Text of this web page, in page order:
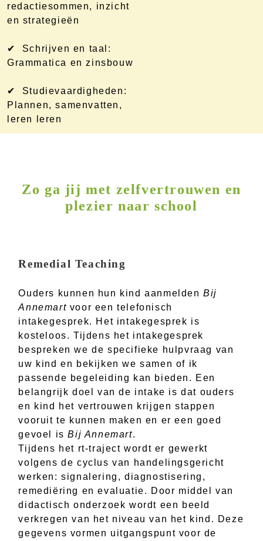
redactiesommen, inzicht
en strategieën
✔ Schrijven en taal:
Grammatica en zinsbouw
✔ Studievaardigheden:
Plannen, samenvatten,
leren leren
Zo ga jij met zelfvertrouwen en
plezier naar school
Remedial Teaching
Ouders kunnen hun kind aanmeldenBij
Annemart voor een telefonisch
intakegesprek. Het intakegesprek is
kosteloos. Tijdens het intakegesprek
bespreken we de specifieke hulpvraag van
uw kind en bekijken we samen of ik
passende begeleiding kan bieden. Een
belangrijk doel van de intake is dat ouders
en kind het vertrouwen krijgen stappen
vooruit te kunnen maken en er een goed
gevoel isBij Annemart.
Tijdens het rt-traject wordt er gewerkt
volgens de cyclus van handelingsgericht
werken: signalering, diagnostisering,
remediëring en evaluatie. Door middel van
didactisch onderzoek wordt een beeld
verkregen van het niveau van het kind. Deze
gegevens vormen uitgangspunt voor de